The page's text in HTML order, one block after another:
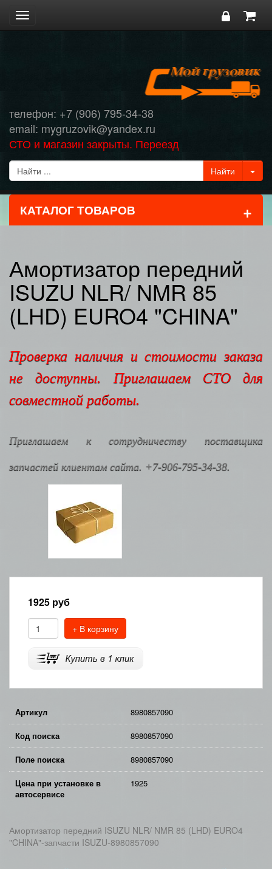
Toggle
navigation
телефон: +7 (906) 795-34-38
email: mygruzovik@yandex.ru
СТО и магазин закрыты. Переезд
КАТАЛОГ ТОВАРОВ +
Амортизатор передний
ISUZU NLR/ NMR 85
(LHD) EURO4 "CHINA"
Проверка наличия и стоимости заказа
не доступны. Приглашаем СТО для
совместной работы.
Приглашаем к сотрудничеству поставщика
запчастей клиентам сайта. +7-906-795-34-38.
1925 руб
+ В корзину
Артикул 8980857090
Код поиска 8980857090
Поле поиска 8980857090
Цена при установке в
автосервисе
1925
Амортизатор передний ISUZU NLR/ NMR 85 (LHD) EURO4
"CHINA"-запчасти ISUZU-8980857090